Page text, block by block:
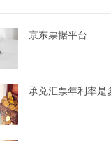
京东票据平台
承兑汇票年利率是